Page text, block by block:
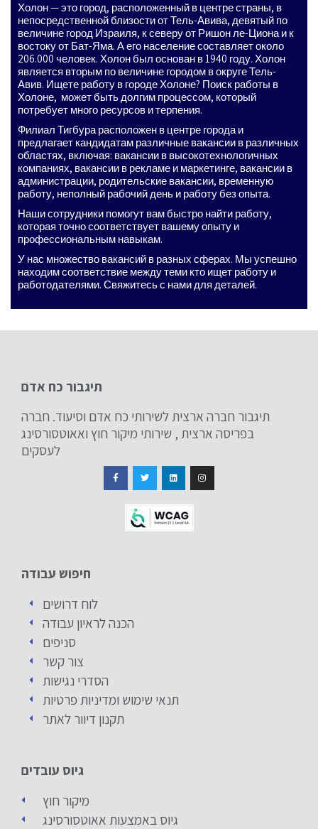
Холон — это город, расположенный в центре страны, в
непосредственной близости от Тель-Авива, девятый по
величине город Израиля, к северу от Ришон ле-Циона и к
востоку от Бат-Яма. А его население составляет около
206.000 человек. Холон был основан в 1940 году. Холон
является вторым по величине городом в округе Тель-
Авив. Ищете работу в городе Холоне? Поиск работы в
Холоне, может быть долгим процессом, который
потребует много ресурсов и терпения.
Филиал Тигбура расположен в центре города и
предлагает кандидатам различные вакансии в различных
областях, включая: вакансии в высокотехнологичных
компаниях, вакансии в рекламе и маркетинге, вакансии в
администрации, родительские вакансии, временную
работу, неполный рабочий день и работу без опыта.
Наши сотрудники помогут вам быстро найти работу,
которая точно соответствует вашему опыту и
профессиональным навыкам.
У нас множество вакансий в разных сферах. Мы успешно
находим соответствие между теми кто ищет работу и
работодателями. Свяжитесь с нами для деталей.
תיגבור כח אדם
תיגבור חברה ארצית לשירותי כח אדם וסיעוד. חברה
בפריסה ארצית , שירותי מיקור חוץ ואאוטסורסינג
חיפוש עבודה
לוח דרושים
הכנה לראיון עבודה
סניפים
צור קשר
הסדרי נגישות
תנאי שימוש ומדיניות פרטיות
תקנון דיוור לאתר
גיוס עובדים
מיקור חוץ
גיוס באמצעות אאוטסורסינג